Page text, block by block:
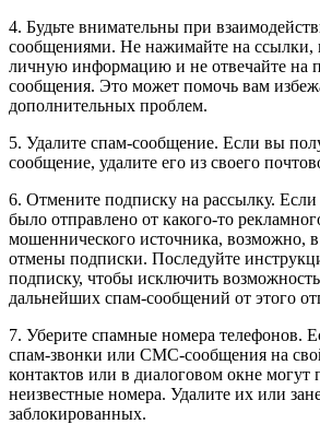
4. Будьте внимательны при
сообщениями. Не нажимайте на ссылки,
личную информацию и не отвечайте на
сообщения. Это может помочь вам
дополнительных проблем.
5. Удалите спам-сообщение. Если вы
сообщение, удалите его из своего
6. Отмените подписку на рассылку.
было отправлено от какого-то
мошеннического источника, возможно,
отмены подписки. Последуйте
подписку, чтобы исключить
дальнейших спам-сообщений от этого
7. Уберите спамные номера телефонов.
спам-звонки или СМС-сообщения на
контактов или в диалоговом окне могут
неизвестные номера. Удалите их или
заблокированных.